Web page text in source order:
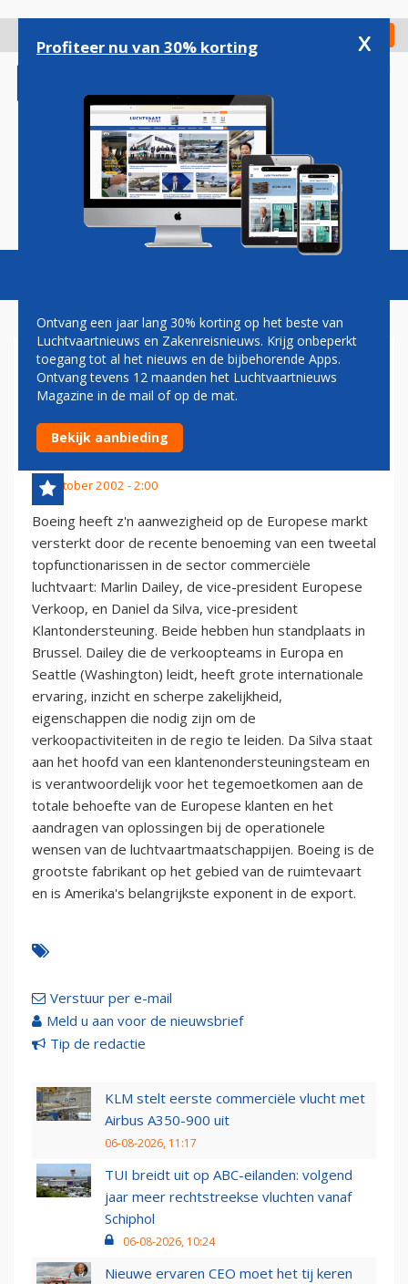
gaan
Check in
Magazine Podcasts Vacatures
BOEING VERSTERKT
AANWEZIGHEID OP
EUROPESE MARKT
10 oktober 2002 - 2:00
Boeing heeft z'n aanwezigheid op de Europese markt
versterkt door de recente benoeming van een tweetal
topfunctionarissen in de sector commerciële
luchtvaart: Marlin Dailey, de vice-president Europese
Verkoop, en Daniel da Silva, vice-president
Klantondersteuning. Beide hebben hun standplaats in
Brussel. Dailey die de verkoopteams in Europa en
Seattle (Washington) leidt, heeft grote internationale
ervaring, inzicht en scherpe zakelijkheid,
eigenschappen die nodig zijn om de
verkoopactiviteiten in de regio te leiden. Da Silva staat
aan het hoofd van een klantenondersteuningsteam en
is verantwoordelijk voor het tegemoetkomen aan de
totale behoefte van de Europese klanten en het
aandragen van oplossingen bij de operationele
wensen van de luchtvaartmaatschappijen. Boeing is de
grootste fabrikant op het gebied van de ruimtevaart
en is Amerika's belangrijkste exponent in de export.
Verstuur per e-mail
Meld u aan voor de nieuwsbrief
Tip de redactie
KLM stelt eerste commerciële vlucht met
Airbus A350-900 uit
06-08-2026, 11:17
TUI breidt uit op ABC-eilanden: volgend
jaar meer rechtstreekse vluchten vanaf
Schiphol
06-08-2026, 10:24
Nieuwe ervaren CEO moet het tij keren
Profiteer nu van 30% korting x
Ontvang een jaar lang 30% korting op het beste van
Luchtvaartnieuws en Zakenreisnieuws. Krijg onbeperkt
toegang tot al het nieuws en de bijbehorende Apps.
Ontvang tevens 12 maanden het Luchtvaartnieuws
Magazine in de mail of op de mat.
Bekijk aanbieding